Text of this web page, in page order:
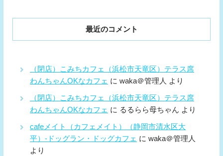
最近のコメント
（閉店）こみちカフェ（浜松市天竜区）テラス席
わんちゃんOKなカフェ に waka＠管理人 より
（閉店）こみちカフェ（浜松市天竜区）テラス席
わんちゃんOKなカフェ に るるらら母ちゃん より
cafeメイト（カフェメイト）（静岡市清水区大
平）-ドッグラン・ドッグカフェ に waka＠管理人
より